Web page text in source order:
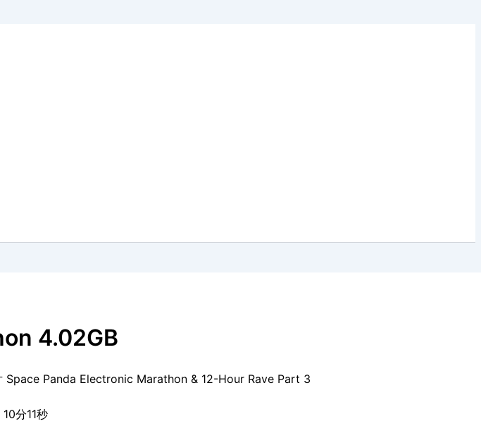
4.02GB
Space Panda Electronic Marathon & 12-Hour Rave Part 3
分11秒